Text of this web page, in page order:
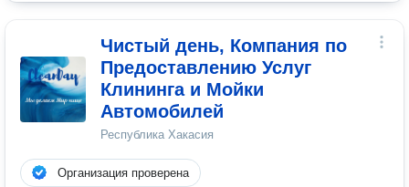
Чистый день, Компания по
Предоставлению Услуг
Клининга и Мойки
Автомобилей
Республика Хакасия
Организация проверена